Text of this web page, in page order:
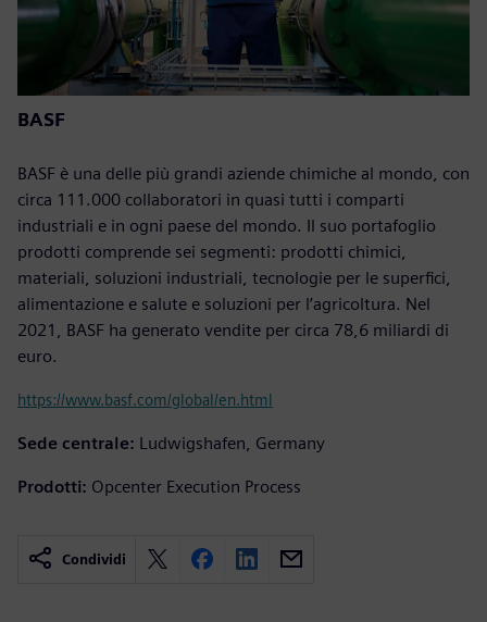
BASF
BASF è una delle più grandi aziende chimiche al mondo, con
circa 111.000 collaboratori in quasi tutti i comparti
industriali e in ogni paese del mondo. Il suo portafoglio
prodotti comprende sei segmenti: prodotti chimici,
materiali, soluzioni industriali, tecnologie per le superfici,
alimentazione e salute e soluzioni per l’agricoltura. Nel
2021, BASF ha generato vendite per circa 78,6 miliardi di
euro.
https://www.basf.com/global/en.html
Sede centrale: Ludwigshafen, Germany
Prodotti: Opcenter Execution Process
Condividi